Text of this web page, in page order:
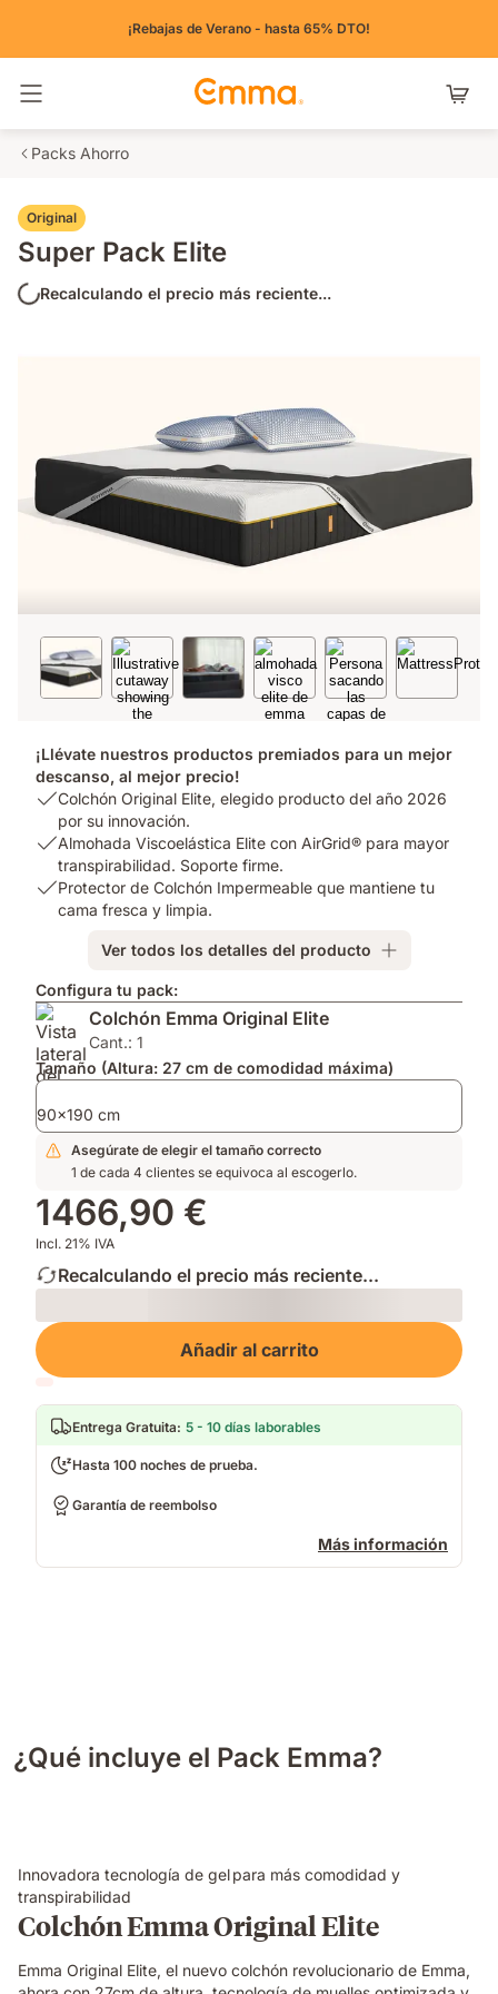
¡Rebajas de Verano - hasta 65% DTO!
Packs Ahorro
Original
Super Pack Elite
Recalculando el precio más reciente...
¡Llévate nuestros productos premiados para un mejor
descanso, al mejor precio!
USP
Colchón
Original
Elite,
elegido
2026
por
su
innovación.
Colchón Original Elite, elegido producto del año 2026
por su innovación.
USP
Almohada
Viscoelástica
para
mayor
transpirabilidad.
Soporte
firme.
Almohada Viscoelástica Elite con AirGrid® para mayor
transpirabilidad. Soporte firme.
USP
Impermeable
que
mantiene
tu
cama
fresca
y
limpia.
Protector de Colchón Impermeable que mantiene tu
cama fresca y limpia.
Ver todos los detalles del producto
Configura tu pack:
Colchón Emma Original Elite
Cant.: 1
Tamaño (Altura: 27 cm de comodidad máxima)
90x190 cm
Asegúrate de elegir el tamaño correcto
1 de cada 4 clientes se equivoca al escogerlo.
1466,90 €
Incl. 21% IVA
Recalculando el precio más reciente...
Loading
Añadir al carrito
Entrega Gratuita: 5 - 10 días laborables
Hasta 100 noches de prueba.
Garantía de reembolso
Más información
¿Qué incluye el Pack Emma?
Innovadora tecnología de gel para más comodidad y
transpirabilidad
Colchón Emma Original Elite
Emma Original Elite, el nuevo colchón revolucionario de Emma,